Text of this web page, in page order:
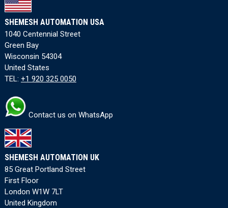
SHEMESH AUTOMATION USA
1040 Centennial Street
Green Bay
Wisconsin 54304
United States
TEL: +1 920 325 0050
Contact us on WhatsApp
SHEMESH AUTOMATION UK
85 Great Portland Street
First Floor
London W1W 7LT
United Kingdom